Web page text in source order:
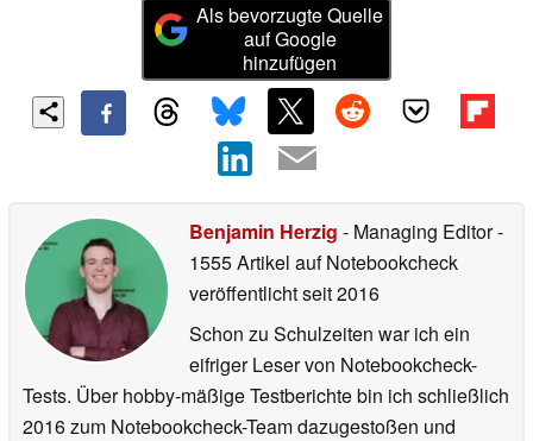
Als bevorzugte Quelle
auf Google
hinzufügen
Benjamin Herzig - Managing Editor-
1555 Artikel auf Notebookcheck
veröffentlichtseit 2016
Schon zu Schulzeiten war ich ein
eifriger Leser von Notebookcheck-
Tests. Über hobby-mäßige Testberichte bin ich schließlich
2016 zum Notebookcheck-Team dazugestoßen und